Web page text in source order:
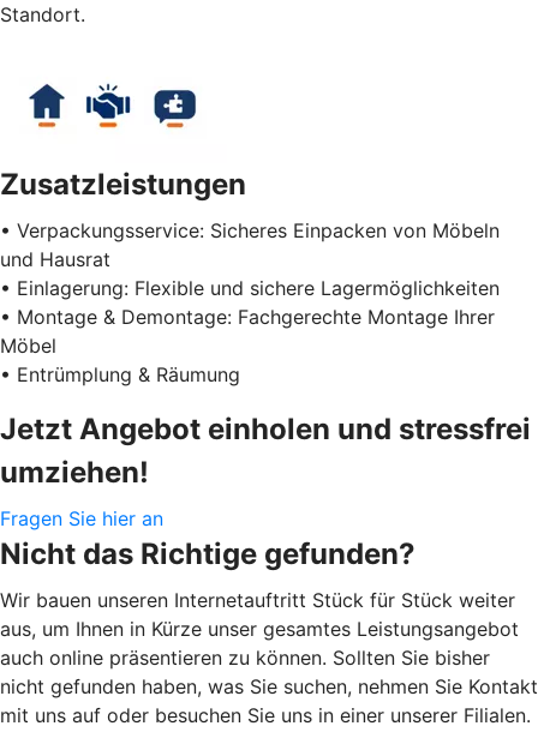
Standort.
Zusatzleistungen
• Verpackungsservice: Sicheres Einpacken von Möbeln
und Hausrat
• Einlagerung: Flexible und sichere Lagermöglichkeiten
• Montage & Demontage: Fachgerechte Montage Ihrer
Möbel
• Entrümplung & Räumung
Jetzt Angebot einholen und stressfrei
umziehen!
Fragen Sie hier an
Nicht das Richtige gefunden?
Wir bauen unseren Internetauftritt Stück für Stück weiter
aus, um Ihnen in Kürze unser gesamtes Leistungsangebot
auch online präsentieren zu können. Sollten Sie bisher
nicht gefunden haben, was Sie suchen, nehmen Sie Kontakt
mit uns auf oder besuchen Sie uns in einer unserer Filialen.